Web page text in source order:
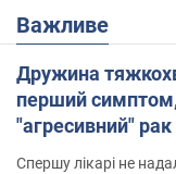
Важливе
Дружина
перший симптом,
"агресивний" рак
Спершу лікарі не